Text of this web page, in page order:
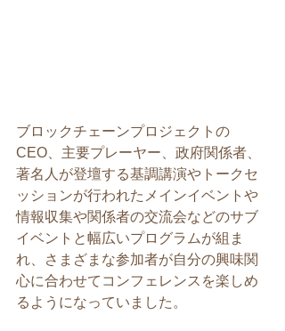
ブロックチェーンプロジェクトの
CEO、主要プレーヤー、政府関係者、
著名人が登壇する基調講演やトークセ
ッションが行われたメインイベントや
情報収集や関係者の交流会などのサブ
イベントと幅広いプログラムが組ま
れ、さまざまな参加者が自分の興味関
心に合わせてコンフェレンスを楽しめ
るようになっていました。